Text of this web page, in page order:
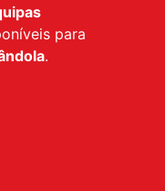
para
.